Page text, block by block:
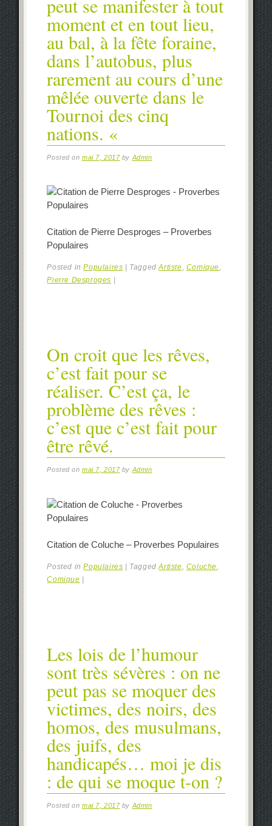
peut se manifester à tout
moment et en tout lieu,
au bal, à la fête foraine,
dans l’autobus, plus
rarement au cours d’une
mêlée ouverte dans le
Tournoi des cinq
nations. «
Posted onmai 7, 2017 by Admin
Citation de Pierre Desproges – Proverbes
Populaires
Posted inPopulaires TaggedArtiste, Comique,
Pierre Desproges
On croit que les rêves,
c’est fait pour se
réaliser. C’est ça, le
problème des rêves :
c’est que c’est fait pour
être rêvé.
Posted onmai 7, 2017 byAdmin
Citation de Coluche – Proverbes Populaires
Posted inPopulaires TaggedArtiste, Coluche,
Comique
Les lois de l’humour
sont très sévères : on ne
peut pas se moquer des
victimes, des noirs, des
homos, des musulmans,
des juifs, des
handicapés… moi je dis
: de qui se moque t-on ?
Posted onmai 7, 2017 by Admin